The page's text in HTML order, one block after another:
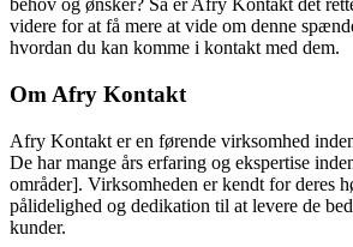
behov og ønsker? Så er Afry Kontakt det
videre for at få mere at vide om denne
hvordan du kan komme i kontakt med dem.
Om Afry Kontakt
Afry Kontakt er en førende virksomhed
De har mange års erfaring og ekspertise
områder]. Virksomheden er kendt for deres
pålidelighed og dedikation til at levere de
kunder.